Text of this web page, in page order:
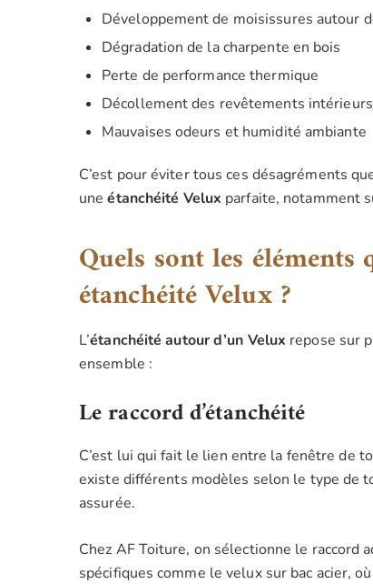
Développement de moisissures autour
Dégradation de la charpente en bois
Perte de performance thermique
Décollement des revêtements intérieurs
Mauvaises odeurs et humidité ambiante
C’est pour éviter tous ces désagréments
uneétanchéité Velux parfaite, notamment
Quels sont les
étanchéité Velux ?
L’étanchéité autour d’un Velux repose sur
ensemble :
Le raccord d’étanchéité
C’est lui qui fait le lien entre la fenêtre de
existe différents modèles selon le type de
assurée.
Chez AF Toiture, on sélectionne le raccord
spécifiques comme le velux sur bac acier,